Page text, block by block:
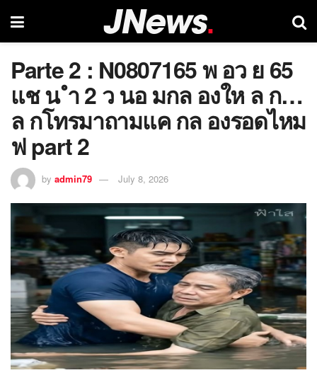
Parte 2 : N0807165 พ อว ย 65
แช น ำ 2 ว นอ มกล องให ล ก…
ล กโทรมาถามแค กล องรอดไหม
ฟ part 2
by admin79 July 8, 2026